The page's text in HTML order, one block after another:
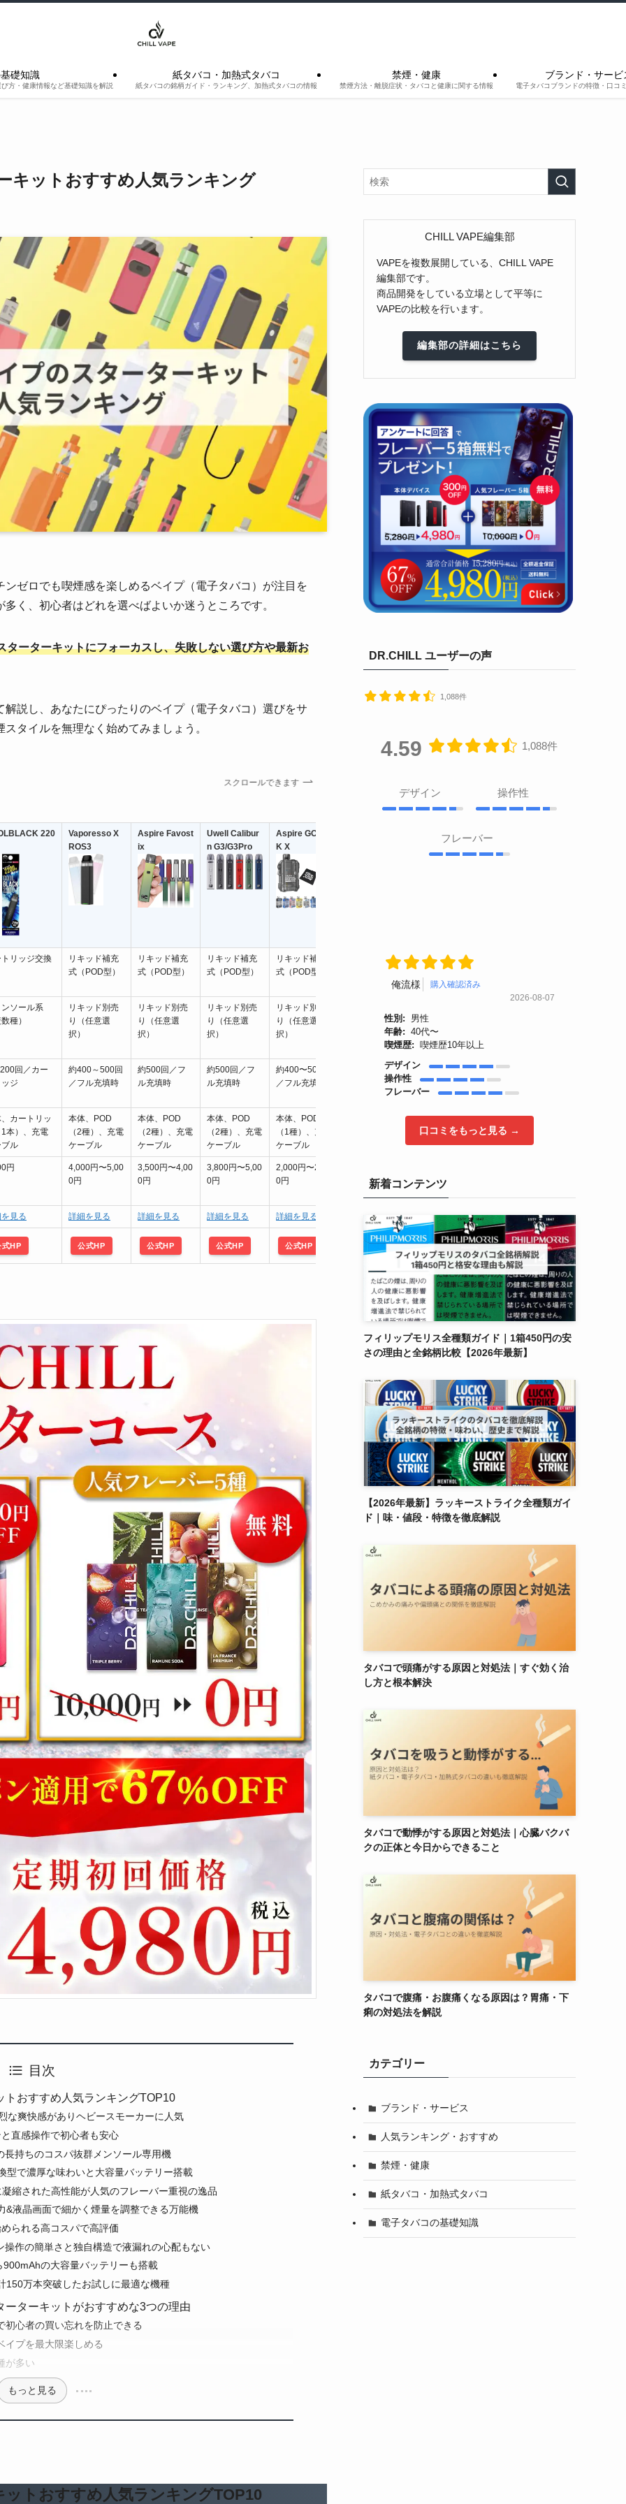
礎知識
方・健康情報など基礎知識を解説
紙タバコ・加熱式タバコ
紙タバコの銘柄ガイド・ランキング、加熱式タバコの情報
禁煙・健康
禁煙方法・離脱症状・タバコと健康に関する情報
ブランド・サービ
電子タバコブランドの特徴・口コ
キットおすすめ人気ランキング
ゼロでも喫煙感を楽しめるベイプ（電子タバコ）が注目を
く、初心者はどれを選べばよいか迷うところです。
ーターキットにフォーカスし、失敗しない選び方や最新お
説し、あなたにぴったりのベイプ（電子タバコ）選びをサ
タイルを無理なく始めてみましょう。
スクロールできます
220
Vaporesso X
ROS3
Aspire Favost
ix
Uwell Calibur
n G3/G3Pro
Aspire GOTE
K X
Justfog Qpod
リッジ交換
リキッド補充
式（POD型）
リキッド補充
式（POD型）
リキッド補充
式（POD型）
リキッド補充
式（POD型）
リキッド補充式
（アトマイザー
リキッド補充
式（POD型）
ソール系
種）
リキッド別売
り（任意選
択）
リキッド別売
り（任意選
択）
リキッド別売
り（任意選
択）
リキッド別売
り（任意選
択）
（任意選択）
り（任意選
択）
回／カー
ジ
約400～500回
／フル充填時
約500回／フ
ル充填時
約500回／フ
ル充填時
約400〜500回
／フル充填時
約400〜500回／
フル充填時
約400〜500回
／フル充填時
約600回／本体
カートリッ
本）、充電
ル
本体、POD
（2種）、充電
ケーブル
本体、POD
（2種）、充電
ケーブル
本体、POD
（2種）、充電
ケーブル
本体、POD
（1種）、充電
ケーブル
本体、コイル（2
本体、POD
（1個）、充電
ケーブル
本体のみ（使い切り
型）
円
4,000円〜5,00
0円
3,500円〜4,00
0円
3,800円〜5,00
0円
2,000円〜2,50
0円
0円
見る 詳細を見る 詳細を見る 詳細を見る 詳細を見る 詳細を見る 詳細を見る 詳細を見る
式HP 公式HP 公式HP 公式HP 公式HP 公式HP 公式HP 公式HP
目次
おすすめ人気ランキングTOP10
な爽快感がありヘビースモーカーに人気
直感操作で初心者も安心
持ちのコスパ抜群メンソール専用機
型で濃厚な味わいと大容量バッテリー搭載
縮された高性能が人気のフレーバー重視の逸品
液晶画面で細かく煙量を調整できる万能機
られる高コスパで高評価
作の簡単さと独自構造で液漏れの心配もない
の大容量バッテリーも搭載
150万本突破したお試しに最適な機種
ターキットがおすすめな3つの理由
初心者の買い忘れを防止できる
イプを最大限楽しめる
が多い
もっと見る
トおすすめ人気ランキングTOP10
CHILL VAPE編集部
VAPEを複数展開している、CHILL VAPE
編集部です。
商品開発をしている立場として平等に
VAPEの比較を行います。
編集部の詳細はこちら
DR.CHILL ユーザーの声
1,088件
4.59 1,088件
デザイン 操作性
フレーバー
俺流様
購入確認済み
2026-08-07
性別:
男性
年齢: 40代〜
喫煙歴: 喫煙歴10年以上
デザイン
操作性
フレーバー
続けちゃう
onimasa様
購入確認済み
2026-08-05
性別: 女性
年齢: 60歳以上〜
喫煙歴:
喫煙歴10年以上
操作性
フレーバー
もう少し安かったらいいのにと思いま
す。ポットの種類も大くて、メンソール
系もあるのでいいです。
商品： DR.CHILLデバイス【ブラッ
ク】
クロネコ様
購入確認済み
2026-08-05
年齢: 50代〜
喫煙歴: 喫煙歴10年以上
デザイン
フレーバー
煙の多さと吸いごたえの良さとデザイン
がとても良い！
商品： DR.CHILLデバイス【ブラッ
2026-08-05
操作性
フレーバー
る。
ク】
大阪の変なオッサン様
2026-08-05
口コミをもっと見る →
新着コンテンツ
フィリップモリス全種類ガイド｜1箱450円の安
さの理由と全銘柄比較【2026年最新】
【2026年最新】ラッキーストライク全種類ガイ
ド｜味・値段・特徴を徹底解説
タバコで頭痛がする原因と対処法｜すぐ効く治
し方と根本解決
タバコで動悸がする原因と対処法｜心臓バクバ
クの正体と今日からできること
タバコで腹痛・お腹痛くなる原因は？胃痛・下
痢の対処法を解説
カテゴリー
ブランド・サービス
人気ランキング・おすすめ
禁煙・健康
紙タバコ・加熱式タバコ
電子タバコの基礎知識